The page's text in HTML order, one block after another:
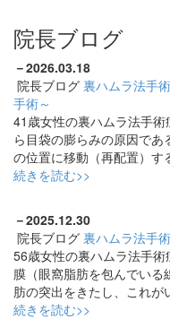
院長ブログ
－2026.03.18
院長ブログ 裏ハムラ法手
手術～
41歳女性の裏ハムラ法手
ら目袋の膨らみの原因で
の位置に移動（再配置）す
続きを読む>>
－2025.12.30
院長ブログ 裏ハムラ法手
56歳女性の裏ハムラ法手
膜（眼窩脂肪を包んでい
肪の突出をきたし、これが
続きを読む>>